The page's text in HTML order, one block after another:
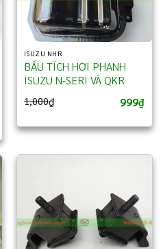
ISUZU NHR
BẦU TÍCH HƠI PHANH
ISUZU N-SERI VÀ QKR
1,000₫ 999₫